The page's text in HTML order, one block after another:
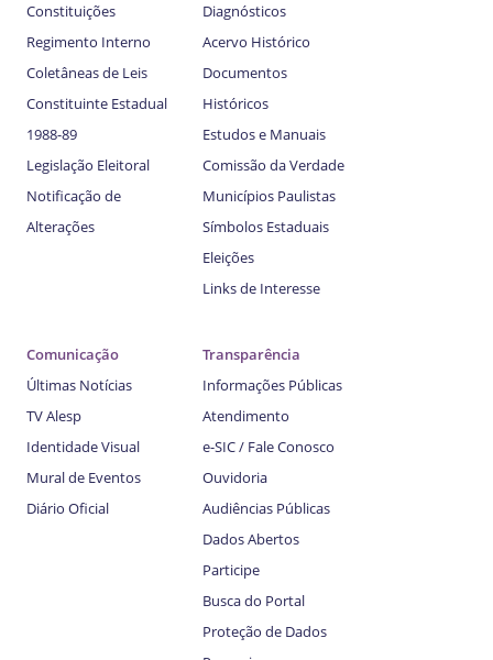
Constituições
Regimento Interno
Coletâneas de Leis
Constituinte Estadual
1988-89
Legislação Eleitoral
Notificação de
Alterações
Diagnósticos
Acervo Histórico
Documentos
Históricos
Estudos e Manuais
Comissão da Verdade
Municípios Paulistas
Símbolos Estaduais
Eleições
Links de Interesse
Comunicação
Últimas Notícias
TV Alesp
Identidade Visual
Mural de Eventos
Diário Oficial
Transparência
Informações Públicas
Atendimento
e-SIC / Fale Conosco
Ouvidoria
Audiências Públicas
Dados Abertos
Participe
Busca do Portal
Proteção de Dados